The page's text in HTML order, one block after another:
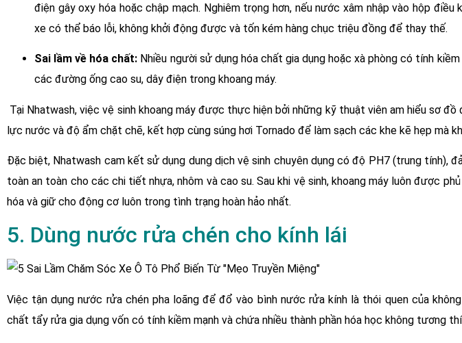
điện gây oxy hóa hoặc chập mạch. Nghiêm trọng hơn, nếu nước xâm nhập vào hộp điều
xe có thể báo lỗi, không khởi động được và tốn kém hàng chục triệu đồng để thay thế.
Sai lầm về hóa chất: Nhiều người sử dụng hóa chất gia dụng hoặc xà phòng có tính
các đường ống cao su, dây điện trong khoang máy.
Tại Nhatwash, việc vệ sinh khoang máy được thực hiện bởi những kỹ thuật viên am hiểu sơ
lực nước và độ ẩm chặt chẽ, kết hợp cùng súng hơi Tornado để làm sạch các khe kẽ hẹp mà
Đặc biệt, Nhatwash cam kết sử dụng dung dịch vệ sinh chuyên dụng có độ PH7 (trung tính),
toàn an toàn cho các chi tiết nhựa, nhôm và cao su. Sau khi vệ sinh, khoang máy luôn được
hóa và giữ cho động cơ luôn trong tình trạng hoàn hảo nhất.
5. Dùng nước rửa chén cho kính lái
Việc tận dụng nước rửa chén pha loãng để đổ vào bình nước rửa kính là thói quen của
chất tẩy rửa gia dụng vốn có tính kiềm mạnh và chứa nhiều thành phần hóa học không tương